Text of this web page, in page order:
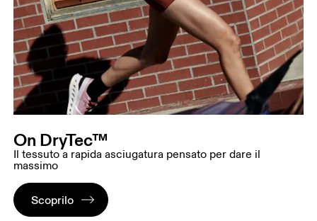
On DryTec™
Il tessuto a rapida asciugatura pensato per dare il
massimo
Scoprilo